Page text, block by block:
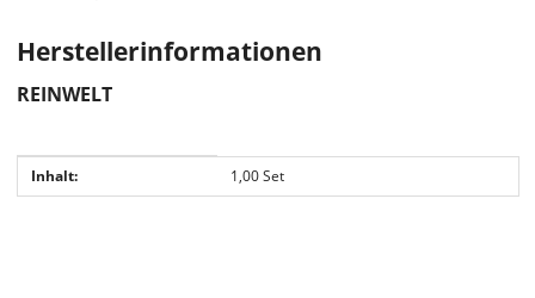
Herstellerinformationen
REINWELT
Produkteigenschaft
Wert
Inhalt: 1,00 Set